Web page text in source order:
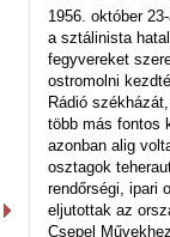
1956. október
a sztálinista
fegyvereket
ostromolni
Rádió
több más fontos
azonban alig
osztagok
rendőrségi, ipari
eljutottak az
Csepel